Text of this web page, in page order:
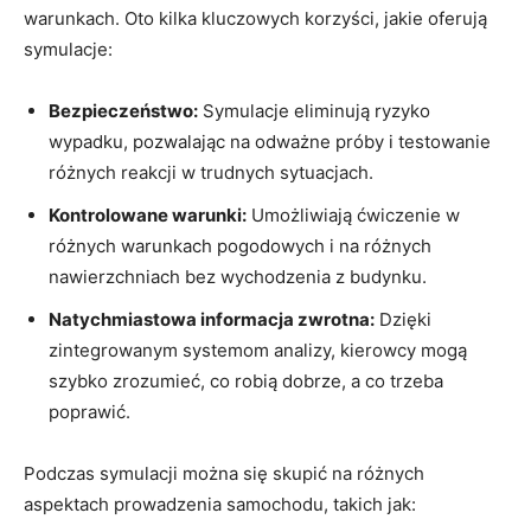
warunkach.⁢ Oto​ kilka kluczowych korzyści, jakie oferują
symulacje:
Bezpieczeństwo: Symulacje⁢ eliminują ryzyko
wypadku,‌ pozwalając na odważne próby i testowanie
różnych reakcji w trudnych sytuacjach.
Kontrolowane warunki: Umożliwiają ćwiczenie w
różnych warunkach pogodowych ⁢i ‍na⁣ różnych
‍nawierzchniach bez⁣ wychodzenia z budynku.
Natychmiastowa informacja zwrotna: Dzięki
zintegrowanym systemom analizy, kierowcy mogą
szybko zrozumieć, co⁢ robią​ dobrze, a co trzeba
poprawić.
Podczas symulacji można‌ się skupić na różnych⁤
aspektach prowadzenia samochodu, takich jak: